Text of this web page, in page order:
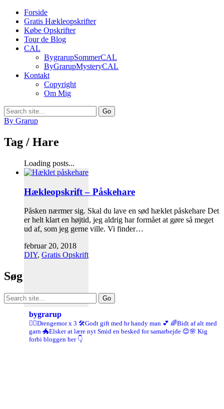
Forside
Gratis Hækleopskrifter
Købe Opskrifter
Tour de Blog
CAL
BygrarupSommerCAL
ByGrarupMysteryCAL
Kontakt
Copyright
Om Mig
By Grarup
Tag / Hare
Loading posts...
Hækleopskrift – Påskehare
Påsken nærmer sig. Skal du lave en sød hæklet påskehare Det
er helt klart en højtid, jeg aldrig har formået at gøre så meget
ud af, som jeg gerne ville. Vi finder…
februar 20, 2018
DIY, Gratis Opskrift
Søg
Search
for:
bygrarup
🤹‍♀️Drengemor x 3 🛠️Godt gift med hr handy man 💕 🌈Bidt af alt med
garn 🐲Elsker at lære nyt Smid en besked for samarbejde 😊🌸 Kig
forbi bloggen her 👇